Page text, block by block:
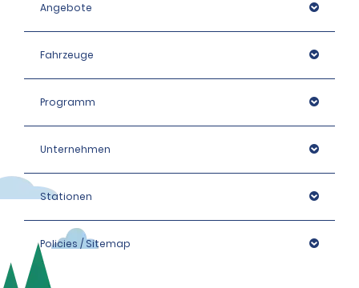
Angebote
Fahrzeuge
Programm
Unternehmen
Stationen
Policies / Sitemap